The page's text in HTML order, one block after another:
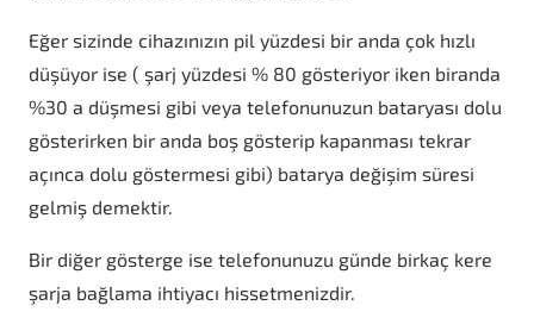
Eğer sizinde cihazınızın pil yüzdesi bir anda çok hızlı
düşüyor ise ( şarj yüzdesi % 80 gösteriyor iken biranda
%30 a düşmesi gibi veya telefonunuzun bataryası dolu
gösterirken bir anda boş gösterip kapanması tekrar
açınca dolu göstermesi gibi) batarya değişim süresi
gelmiş demektir.
Bir diğer gösterge ise telefonunuzu günde birkaç kere
şarja bağlama ihtiyacı hissetmenizdir.